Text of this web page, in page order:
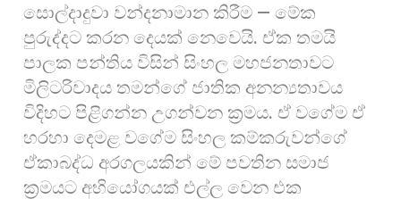
සොල්දාදුවා වන්දනාමාන කිරීම — මේක
පුරුද්දට කරන දෙයක් නෙවෙයි. ඒක තමයි
පාලක පන්තිය විසින් සිංහල මහජනතාවට
මිලිටරිවාදය තමන්ගේ ජාතික අනන්‍යතාවය
විදිහට පිළිගන්න උගන්වන ක්‍රමය. ඒ වගේම ඒ
හරහා දෙමළ වගේම සිංහල කම්කරුවන්ගේ
ඒකාබද්ධ අරගලයකින් මේ පවතින සමාජ
ක්‍රමයට අභියෝගයක් එල්ල වෙන එක